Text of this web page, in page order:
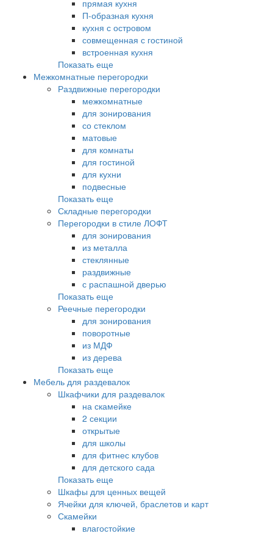
прямая кухня
П-образная кухня
кухня с островом
совмещенная с гостиной
встроенная кухня
Показать еще
Межкомнатные перегородки
Раздвижные перегородки
межкомнатные
для зонирования
со стеклом
матовые
для комнаты
для гостиной
для кухни
подвесные
Показать еще
Складные перегородки
Перегородки в стиле ЛОФТ
для зонирования
из металла
стеклянные
раздвижные
с распашной дверью
Показать еще
Реечные перегородки
для зонирования
поворотные
из МДФ
из дерева
Показать еще
Мебель для раздевалок
Шкафчики для раздевалок
на скамейке
2 секции
открытые
для школы
для фитнес клубов
для детского сада
Показать еще
Шкафы для ценных вещей
Ячейки для ключей, браслетов и карт
Скамейки
влагостойкие